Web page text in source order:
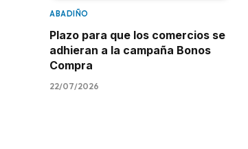
ABADIÑO
Plazo para que los comercios se
adhieran a la campaña Bonos
Compra
22/07/2026